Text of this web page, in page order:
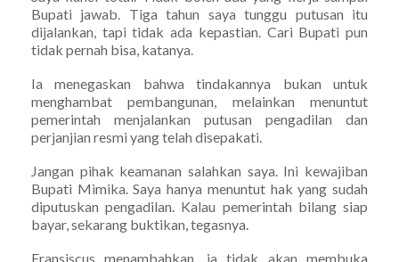
Bupati jawab. Tiga tahun saya tunggu putusan itu
dijalankan, tapi tidak ada kepastian. Cari Bupati pun
tidak pernah bisa, katanya.
Ia menegaskan bahwa tindakannya bukan untuk
menghambat pembangunan, melainkan menuntut
pemerintah menjalankan putusan pengadilan dan
perjanjian resmi yang telah disepakati.
Jangan pihak keamanan salahkan saya. Ini kewajiban
Bupati Mimika. Saya hanya menuntut hak yang sudah
diputuskan pengadilan. Kalau pemerintah bilang siap
bayar, sekarang buktikan, tegasnya.
Fransiscus menambahkan, ia tidak akan membuka